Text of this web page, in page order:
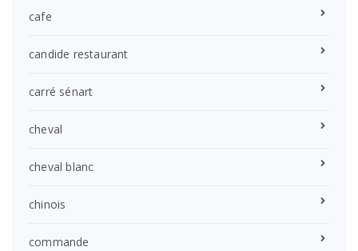
cafe
candide restaurant
carré sénart
cheval
cheval blanc
chinois
commande